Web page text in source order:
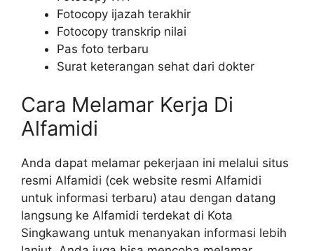
Fotocopy ijazah terakhir
Fotocopy transkrip nilai
Pas foto terbaru
Surat keterangan sehat dari dokter
Cara Melamar Kerja Di
Alfamidi
Anda dapat melamar pekerjaan ini melalui situs
resmi Alfamidi (cek website resmi Alfamidi
untuk informasi terbaru) atau dengan datang
langsung ke Alfamidi terdekat di Kota
Singkawang untuk menanyakan informasi lebih